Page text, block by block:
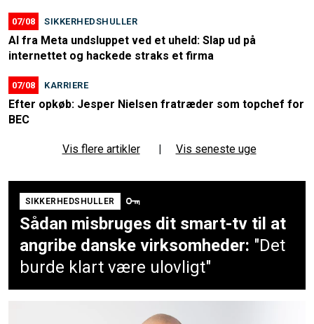
07/08 SIKKERHEDSHULLER
AI fra Meta undsluppet ved et uheld: Slap ud på
internettet og hackede straks et firma
07/08 KARRIERE
Efter opkøb: Jesper Nielsen fratræder som topchef for
BEC
Vis flere artikler | Vis seneste uge
SIKKERHEDSHULLER
Sådan misbruges dit smart-tv til at
angribe danske virksomheder: "Det
burde klart være ulovligt"